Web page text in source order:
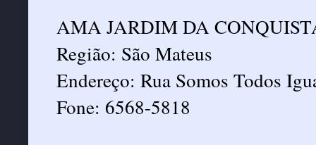
AMA JARDIM DA
Região: São Mateus
Endereço: Rua Somos Todos
Fone: 6568-5818